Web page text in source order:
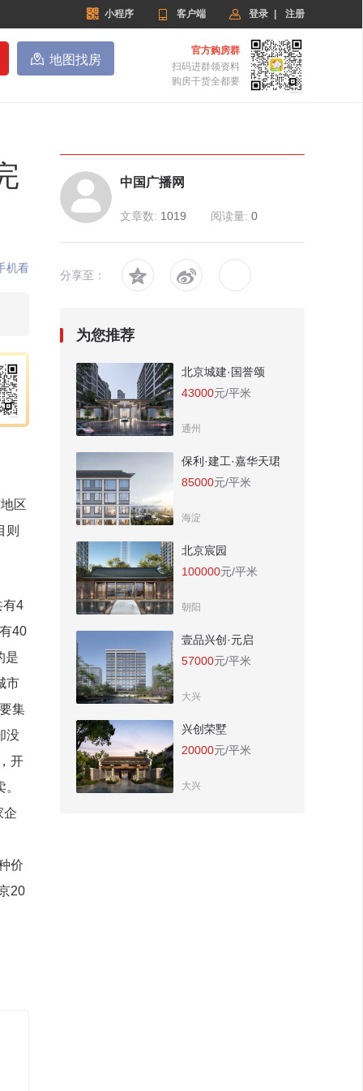
 小程序  客户端  登录 注册
 地图找房
官方购房群
扫码进群领资料
购房干货全都要
机看
区
则
有4
40
是
市
集
没
开
企
价
20
中国广播网
文章数: 1019 阅读量: 0
分享至：  
为您推荐
北京城建·国誉颂
43000元/平米
通州
保利·建工·嘉华天珺
85000元/平米
海淀
北京宸园
100000元/平米
朝阳
壹品兴创·元启
57000元/平米
大兴
兴创荣墅
20000元/平米
大兴